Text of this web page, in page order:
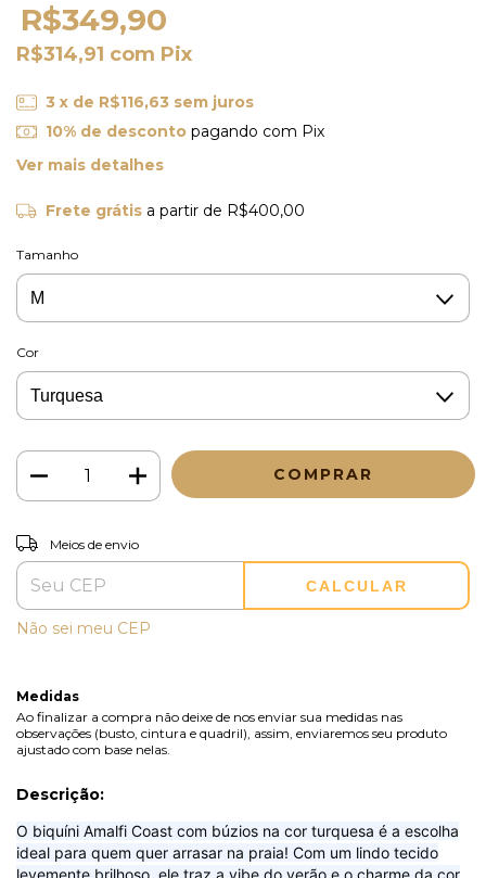
R$349,90
R$314,91 com Pix
3 x de R$116,63 sem juros
10% de descontopagando com Pix
Ver mais detalhes
Frete grátis a partir de R$400,00
Tamanho
Cor
Entregas para o CEP:
Meios de envio
CALCULAR
Não sei meu CEP
Medidas
Ao finalizar a compra não deixe de nos enviar sua medidas nas
observações (busto, cintura e quadril), assim, enviaremos seu produto
ajustado com base nelas.
Descrição:
O biquíni Amalfi Coast com búzios na cor turquesa é a escolha
ideal para quem quer arrasar na praia! Com um lindo tecido
levemente brilhoso, ele traz a vibe do verão e o charme da cor